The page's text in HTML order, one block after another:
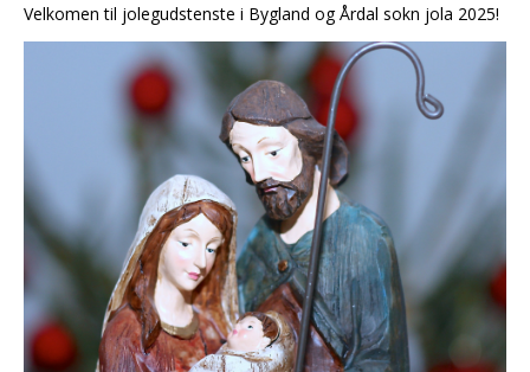
Velkomen til jolegudstenste i Bygland og Årdal sokn jola 2025!